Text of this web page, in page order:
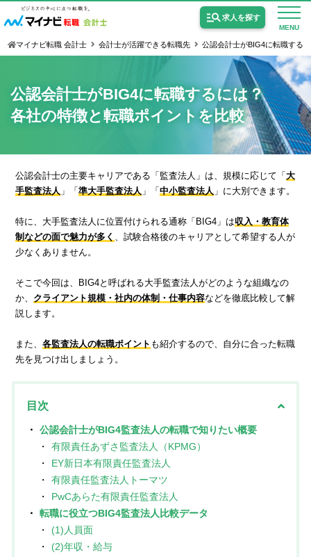
MENU
求人を探す
公認会計士試験合格向けの求人
個別転職相談会・セミナー
ご利用ガイド
転職お役立ち情報
業界情報
求人情報
マイナビ転職 会計士 会計士が活躍できる転職先 公認会計士がBIG4に転職する
公認会計士がBIG4に転職するには？
各社の特徴と転職ポイントを比較
公認会計士の主要キャリアである「監査法人」は、規模に応じて「大
手監査法人 」「準大手監査法人 」「中小監査法人 」に大別できます。
特に、大手監査法人に位置付けられる通称「BIG4」は収入・教育体
制などの面で魅力が多く 、試験合格後のキャリアとして希望する人が
少なくありません。
そこで今回は、BIG4と呼ばれる大手監査法人がどのような組織なの
か、 クライアント規模・社内の体制・仕事内容などを徹底比較して解
説します。
また、各監査法人の転職ポイント も紹介するので、自分に合った転職
先を見つけ出しましょう。
目次
公認会計士がBIG4監査法人の転職で知りたい概要
有限責任あずさ監査法人（KPMG）
EY新日本有限責任監査法人
有限責任監査法人トーマツ
PwCあらた有限責任監査法人
転職に役立つBIG4監査法人比較データ
(1)人員面
(2)年収・給与